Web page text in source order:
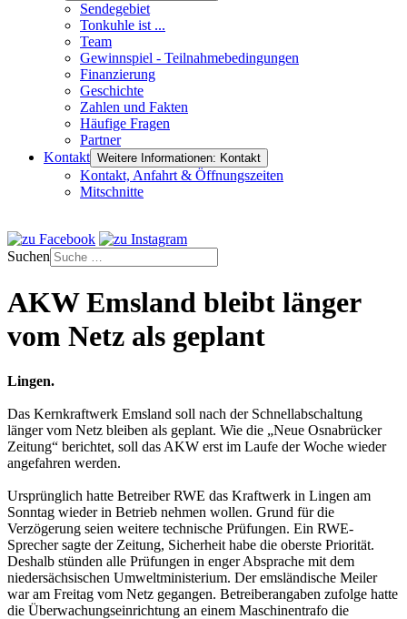
Sendegebiet
Tonkuhle ist ...
Team
Gewinnspiel - Teilnahmebedingungen
Finanzierung
Geschichte
Zahlen und Fakten
Häufige Fragen
Partner
Kontakt Weitere Informationen: Kontakt
Kontakt, Anfahrt & Öffnungszeiten
Mitschnitte
Suchen
AKW Emsland bleibt länger
vom Netz als geplant
Lingen.
Das Kernkraftwerk Emsland soll nach der Schnellabschaltung
länger vom Netz bleiben als geplant. Wie die „Neue Osnabrücker
Zeitung“ berichtet, soll das AKW erst im Laufe der Woche wieder
angefahren werden.
Ursprünglich hatte Betreiber RWE das Kraftwerk in Lingen am
Sonntag wieder in Betrieb nehmen wollen. Grund für die
Verzögerung seien weitere technische Prüfungen. Ein RWE-
Sprecher sagte der Zeitung, Sicherheit habe die oberste Priorität.
Deshalb stünden alle Prüfungen in enger Absprache mit dem
niedersächsischen Umweltministerium. Der emsländische Meiler
war am Freitag vom Netz gegangen. Betreiberangaben zufolge hatte
die Überwachungseinrichtung an einem Maschinentrafo die